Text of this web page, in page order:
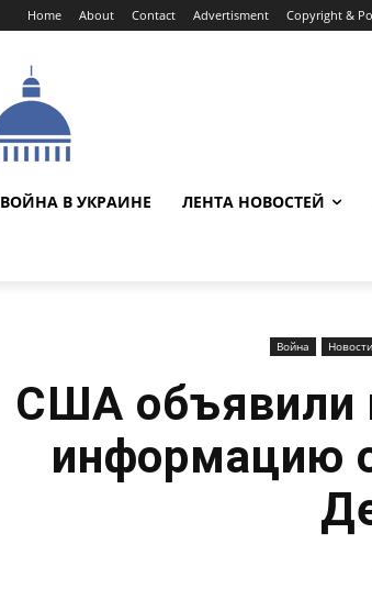
Home About Contact Advertisment Copyright &
ВОЙНА В УКРАИНЕ ЛЕНТА НОВОСТЕЙ
Война Новости
США объявили
информацию